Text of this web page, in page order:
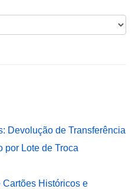
Devolução de Transferência
por Lote de Troca
Cartões Históricos e